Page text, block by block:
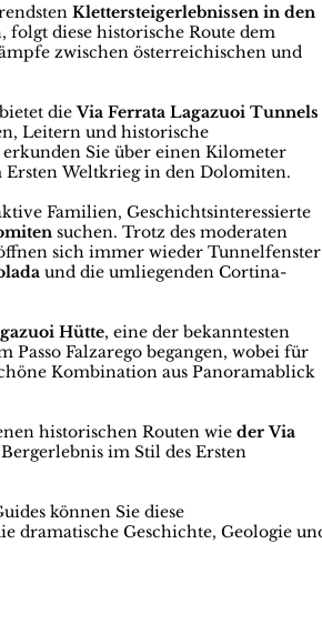
Klettersteigerlebnissen in den
folgt diese historische Route dem
zwischen österreichischen und
bietet dieVia Ferrata Lagazuoi Tunnels
Leitern und historische
Sie über einen Kilometer
Ersten Weltkrieg in den Dolomiten.
Familien, Geschichtsinteressierte
suchen. Trotz des moderaten
sich immer wieder Tunnelfenster
und die umliegenden Cortina-
Hütte, eine der bekanntesten
Falzarego begangen, wobei für
Kombination aus Panoramablick
historischen Routen wieder Via
im Stil des Ersten
können Sie diese
dramatische Geschichte, Geologie